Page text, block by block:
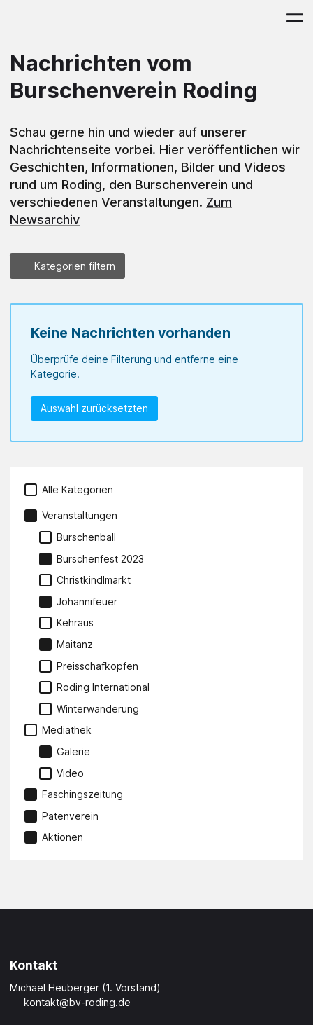
Nachrichten vom
Burschenverein Roding
Schau gerne hin und wieder auf unserer
Nachrichtenseite vorbei. Hier veröffentlichen wir
Geschichten, Informationen, Bilder und Videos
rund um Roding, den Burschenverein und
verschiedenen Veranstaltungen. Zum
Newsarchiv
Kategorien filtern
Keine Nachrichten vorhanden
Überprüfe deine Filterung und entferne eine
Kategorie.
Auswahl zurücksetzten
Alle Kategorien
Veranstaltungen
Burschenball
Burschenfest 2023
Christkindlmarkt
Johannifeuer
Kehraus
Maitanz
Preisschafkopfen
Roding International
Winterwanderung
Mediathek
Galerie
Video
Faschingszeitung
Patenverein
Aktionen
Kontakt
Michael Heuberger (1. Vorstand)
kontakt@bv-roding.de